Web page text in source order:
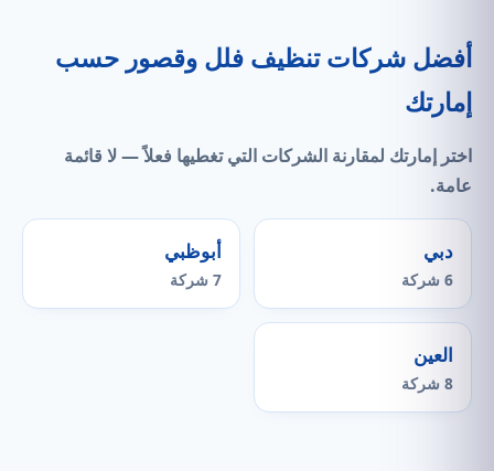
أفضل شركات تنظيف فلل وقصور حسب
إمارتك
اختر إمارتك لمقارنة الشركات التيتغطيها فعلاً— لا قائمة
عامة.
دبي
6 شركة
أبوظبي
7 شركة
العين
8 شركة